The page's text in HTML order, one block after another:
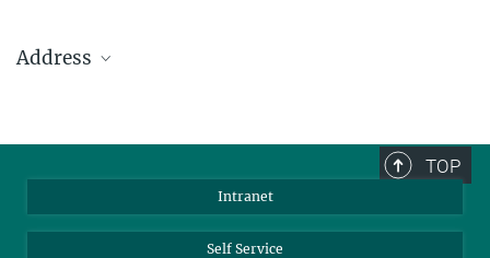
Address
55128 Mainz
Phone: +49 6131 379-0
Fax: +49 6131 379-100
TOP
Intranet
Self Service